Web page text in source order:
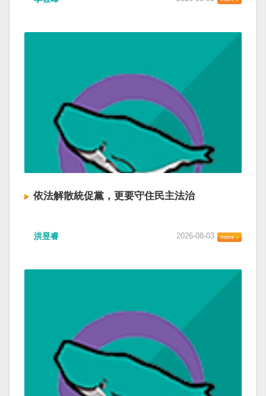
依法解散統促黨，更要守住民主法治
洪昱睿 2026-08-03